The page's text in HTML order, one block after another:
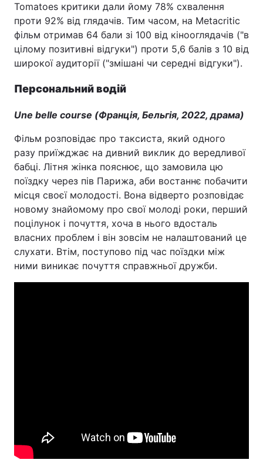
Tomatoes критики дали йому 78% схвалення
проти 92% від глядачів. Тим часом, на Metacritic
фільм отримав 64 бали зі 100 від кінооглядачів ("в
цілому позитивні відгуки") проти 5,6 балів з 10 від
широкої аудиторії ("змішані чи середні відгуки").
Персональний водій
Une belle course (Франція, Бельгія, 2022, драма)
Фільм розповідає про таксиста, який одного
разу приїжджає на дивний виклик до вередливої
бабці. Літня жінка пояснює, що замовила цю
поїздку через пів Парижа, аби востаннє побачити
місця своєї молодості. Вона відверто розповідає
новому знайомому про свої молоді роки, перший
поцілунок і почуття, хоча в нього вдосталь
власних проблем і він зовсім не налаштований це
слухати. Втім, поступово під час поїздки між
ними виникає почуття справжньої дружби.